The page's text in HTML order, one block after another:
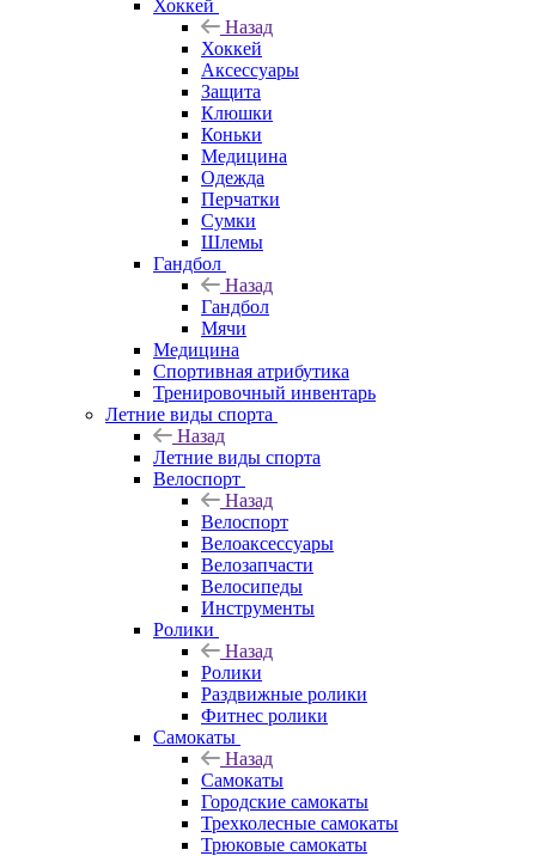
Хоккей
Назад
Хоккей
Аксессуары
Защита
Клюшки
Коньки
Медицина
Одежда
Перчатки
Сумки
Шлемы
Гандбол
Назад
Гандбол
Мячи
Медицина
Спортивная атрибутика
Тренировочный инвентарь
Летние виды спорта
Назад
Летние виды спорта
Велоспорт
Назад
Велоспорт
Велоаксессуары
Велозапчасти
Велосипеды
Инструменты
Ролики
Назад
Ролики
Раздвижные ролики
Фитнес ролики
Самокаты
Назад
Самокаты
Городские самокаты
Трехколесные самокаты
Трюковые самокаты